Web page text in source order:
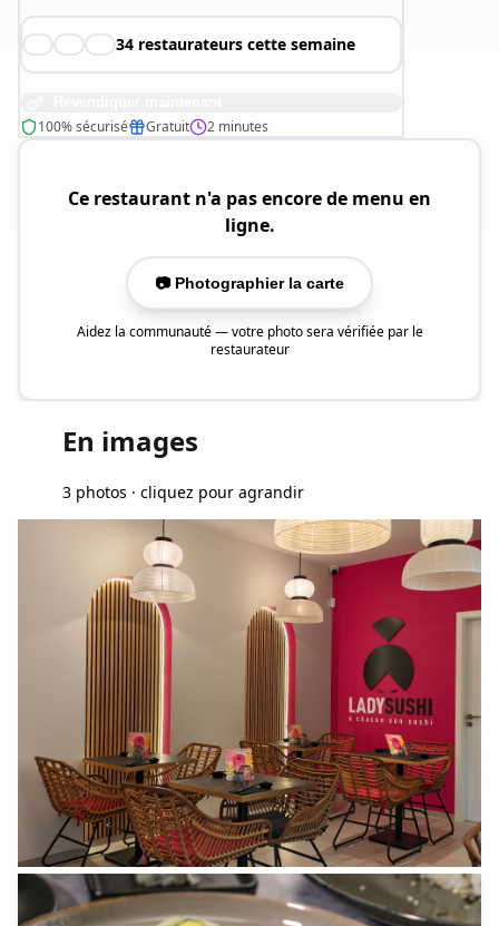
👨‍🍳 👩‍🍳 🧑‍🍳34 restaurateurs cette semaine
100% sécurisé Gratuit 2 minutes
Ce restaurant n'a pas encore de menu en
ligne.
📷 Photographier la carte
Aidez la communauté — votre photo sera vérifiée par le
restaurateur
En images
3 photos · cliquez pour agrandir